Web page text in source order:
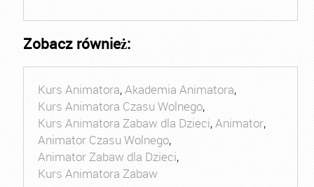
Zobacz również:
Kurs Animatora,Akademia Animatora,
Kurs Animatora Czasu Wolnego,
Kurs Animatora Zabaw dla Dzieci,Animator,
Animator Czasu Wolnego,
Animator Zabaw dla Dzieci,
Kurs Animatora Zabaw